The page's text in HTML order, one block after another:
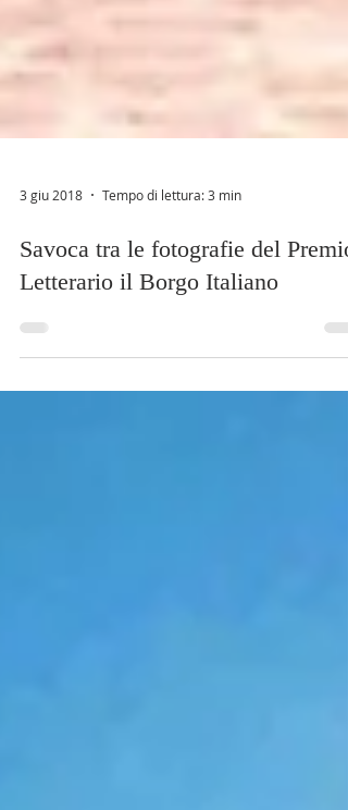
3 giu 2018 Tempo di lettura: 3 min
Savoca tra le fotografie del Premio
Letterario il Borgo Italiano